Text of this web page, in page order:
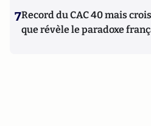
7Record du CAC 40 mais
que révèle le paradoxe